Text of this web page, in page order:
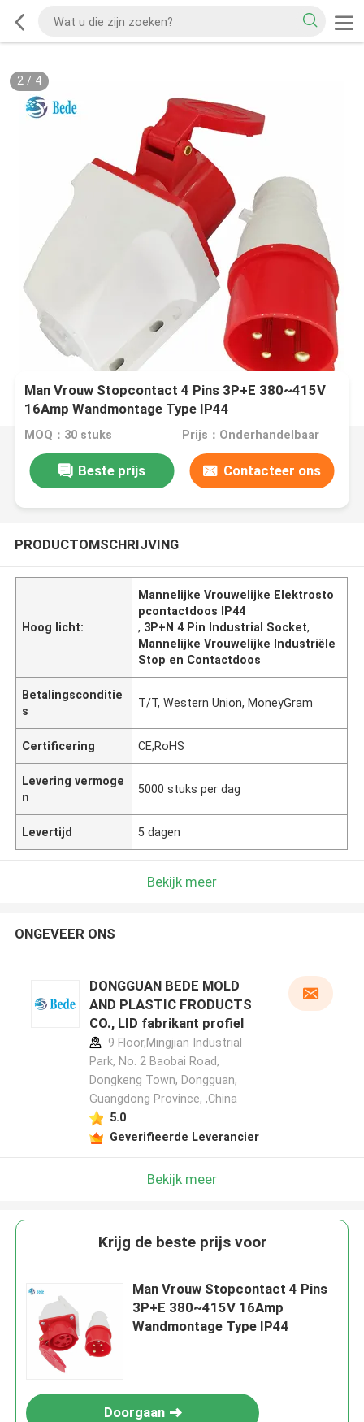
2/ 4
Man Vrouw Stopcontact 4 Pins 3P+E 380~415V
16Amp Wandmontage Type IP44
MOQ：30 stuks Prijs：Onderhandelbaar
Beste prijs Contacteer ons
PRODUCTOMSCHRIJVING
Hoog licht:
Mannelijke Vrouwelijke Elektrosto
pcontactdoos IP44
, 3P+N 4 Pin Industrial Socket,
Mannelijke Vrouwelijke Industriële
Stop en Contactdoos
Betalingsconditie
s
T/T, Western Union, MoneyGram
Certificering CE,RoHS
Levering vermoge
n
5000 stuks per dag
Levertijd 5 dagen
Bekijk meer
ONGEVEER ONS
DONGGUAN BEDE MOLD
AND PLASTIC FRODUCTS
CO., LID fabrikant profiel
9 Floor,Mingjian Industrial
Park, No. 2 Baobai Road,
Dongkeng Town, Dongguan,
Guangdong Province, ,China
5.0
Geverifieerde Leverancier
Bekijk meer
Krijg de beste prijs voor
Man Vrouw Stopcontact 4 Pins
3P+E 380~415V 16Amp
Wandmontage Type IP44
Doorgaan